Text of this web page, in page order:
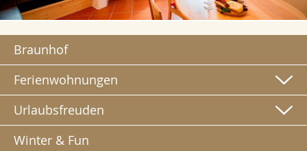
Braunhof
Ferienwohnungen
Urlaubsfreuden
Winter & Fun